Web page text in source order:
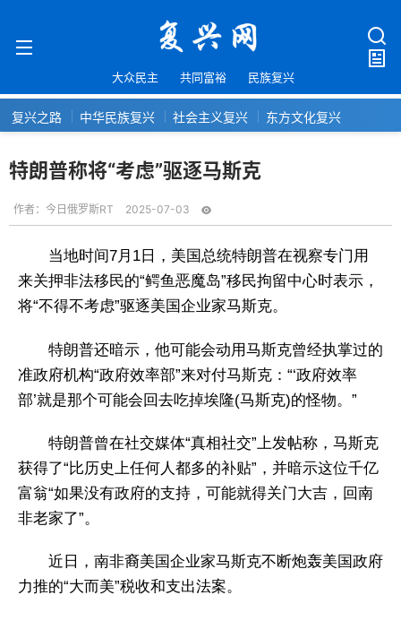
大众民主 共同富裕 民族复兴
复兴之路 中华民族复兴 社会主义复兴 东方文化复兴
特朗普称将“考虑”驱逐马斯克
作者： 今日俄罗斯RT 2025-07-03
当地时间7月1日，美国总统特朗普在视察专门用
来关押非法移民的“鳄鱼恶魔岛”移民拘留中心时表示，
将“不得不考虑”驱逐美国企业家马斯克。
特朗普还暗示，他可能会动用马斯克曾经执掌过的
准政府机构“政府效率部”来对付马斯克：“‘政府效率
部’就是那个可能会回去吃掉埃隆(马斯克)的怪物。”
特朗普曾在社交媒体“真相社交”上发帖称，马斯克
获得了“比历史上任何人都多的补贴”，并暗示这位千亿
富翁“如果没有政府的支持，可能就得关门大吉，回南
非老家了”。
近日，南非裔美国企业家马斯克不断炮轰美国政府
力推的“大而美”税收和支出法案。